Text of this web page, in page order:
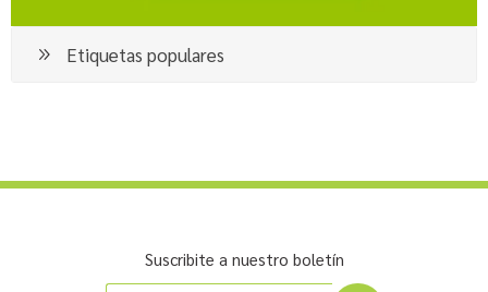
Etiquetas populares
Suscribite a nuestro boletín